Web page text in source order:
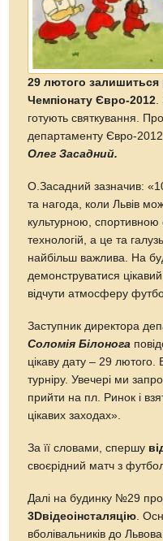
29 лютого залишиться
Чемпіонату Євро-2012
готують святкування.
департаменту Євро-2012
Олег Засадний.
О.Засадний зазначив:
та нагода, коли Львів
культурною,
технологій, а це та
найбільш важлива. На
демонструватися
відчути атмосферу
Заступник директора
Соломія Білонога
цікаву дату – 29 лютого.
турніру. Увечері ми
прийти на пл. Ринок і
цікавих заходах».
За її словами, спершу
своєрідний матч з
Далі на будинку №29
3Dвідеоінсталяцію .
вболівальників до